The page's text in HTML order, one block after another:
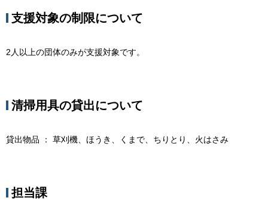
支援対象の制限について
2人以上の団体のみが支援対象です。
清掃用具の貸出について
貸出物品 ： 草刈機、ほうき、くまで、ちりとり、火はさみ
担当課